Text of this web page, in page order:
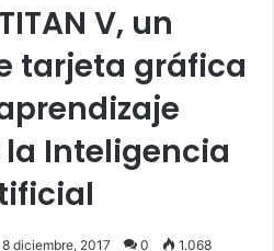
V, un
tarjeta gráfica
Inteligencia
8 diciembre, 2017 0 1.068